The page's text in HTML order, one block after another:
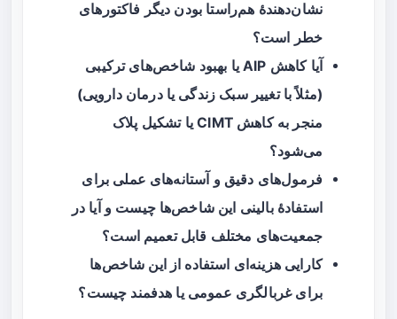
نشان‌دهندهٔ هم‌راستا بودن دیگر فاکتورهای
خطر است؟
آیا کاهش AIP یا بهبود شاخص‌های ترکیبی
(مثلاً با تغییر سبک زندگی یا درمان دارویی)
منجر به کاهش CIMT یا تشکیل پلاک
می‌شود؟
فرمول‌های دقیق و آستانه‌های عملی برای
استفادهٔ بالینی این شاخص‌ها چیست و آیا در
جمعیت‌های مختلف قابل تعمیم است؟
کارایی هزینه‌ای استفاده از این شاخص‌ها
برای غربالگری عمومی یا هدفمند چیست؟